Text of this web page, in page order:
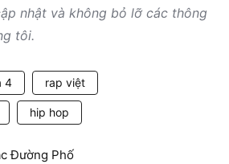
nhật và không bỏ lỡ các thông
tôi.
4 rap việt
hip hop
Đường Phố